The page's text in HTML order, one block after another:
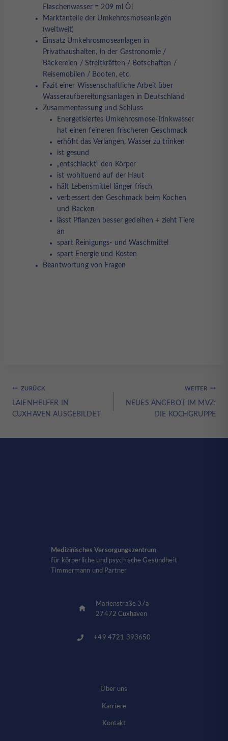
Flaschenwasser = 209 ml Öl
Marktanteile der Umkehrosmoseanlagen
(weltweit)
Einsatz Umkehrosmoseanlagen in
Privathaushalten, in der Gastronomie /
Bäckereien / Streitkräften / Botschaften /
Reisemobilen / Booten, etc.
Fazit einer Wissenschaftliche Arbeit über
Wasseraufbereitungsanlagen in Deutschland
Zusammenfassung und Schluss
Energetisiertes Umkehrosmose-Trinkwasser
hat einen feineren frischeren Geschmack
erhöht das Verlangen, Wasser zu trinken
ist gesund
„entschlackt“ den Körper
ist wohltuend auf der Haut
hält Lebensmittel länger frisch
verbessert den Geschmack beim Kochen
und Backen
lässt Pflanzen besser gedeihen + zieht Tiere
an
spart Reinigungs- und Waschmittel
spart Energie und Kosten
Beantwortung von Fragen
Beitragsnavigation
ZURÜCK
LAIENHELFER IN
CUXHAVEN AUSGEBILDET
WEITER
NEUES ANGEBOT IM MVZ:
DIE KOCHGRUPPE
Medizinisches Versorgungszentrum
für körperliche und psychische Gesundheit
Timmermann und Partner
Marienstraße 37a
27472 Cuxhaven
+49 4721 393650
Über uns
Karriere
Kontakt